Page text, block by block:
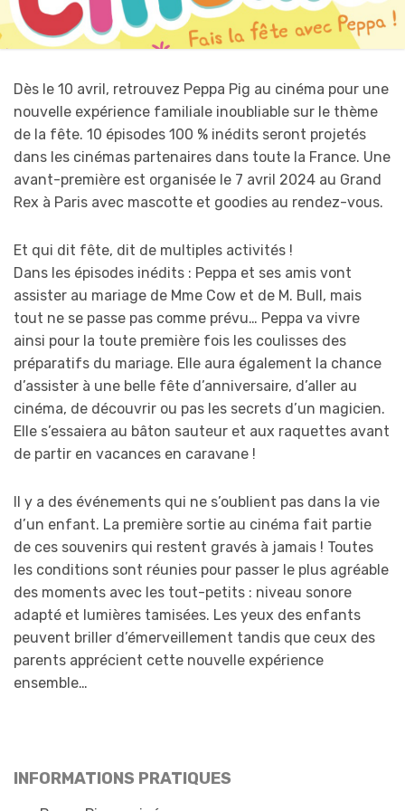
Dès le 10 avril, retrouvez Peppa Pig au cinéma pour une
nouvelle expérience familiale inoubliable sur le thème
de la fête. 10 épisodes 100 % inédits seront projetés
dans les cinémas partenaires dans toute la France. Une
avant-première est organisée le 7 avril 2024 au Grand
Rex à Paris avec mascotte et goodies au rendez-vous.
Et qui dit fête, dit de multiples activités !
Dans les épisodes inédits : Peppa et ses amis vont
assister au mariage de Mme Cow et de M. Bull, mais
tout ne se passe pas comme prévu… Peppa va vivre
ainsi pour la toute première fois les coulisses des
préparatifs du mariage. Elle aura également la chance
d’assister à une belle fête d’anniversaire, d’aller au
cinéma, de découvrir ou pas les secrets d’un magicien.
Elle s’essaiera au bâton sauteur et aux raquettes avant
de partir en vacances en caravane !
Il y a des événements qui ne s’oublient pas dans la vie
d’un enfant. La première sortie au cinéma fait partie
de ces souvenirs qui restent gravés à jamais ! Toutes
les conditions sont réunies pour passer le plus agréable
des moments avec les tout-petits : niveau sonore
adapté et lumières tamisées. Les yeux des enfants
peuvent briller d’émerveillement tandis que ceux des
parents apprécient cette nouvelle expérience
ensemble…
INFORMATIONS PRATIQUES